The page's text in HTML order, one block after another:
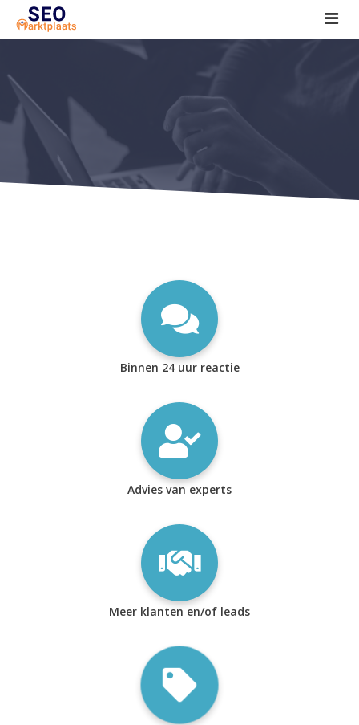
SEO tools reviews
Marketeer bij jou in de buurt?
Offerte
1. Seo voor beginners +
2. Onderzoeken +
Binnen 24 uur reactie
Advies van experts
Meer klanten en/of leads